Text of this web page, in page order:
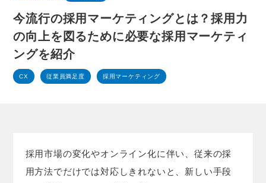
今流行の採用マーケティングとは？採用力
の向上を図るために必要な採用マーケティ
ングを紹介
CX 従業員満足度 採用マーケティング
採用市場の変化やオンライン化に伴い、従来の採
用方法でだけでは対応しきれないと、新しい手段